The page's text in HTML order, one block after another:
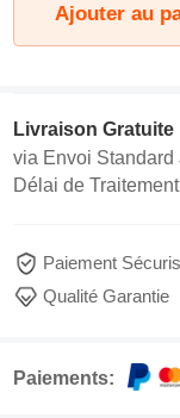
Ajouter au
Livraison Gratuite
via Envoi Standard
Délai de
Paiement
Qualité Garantie
Paiements: